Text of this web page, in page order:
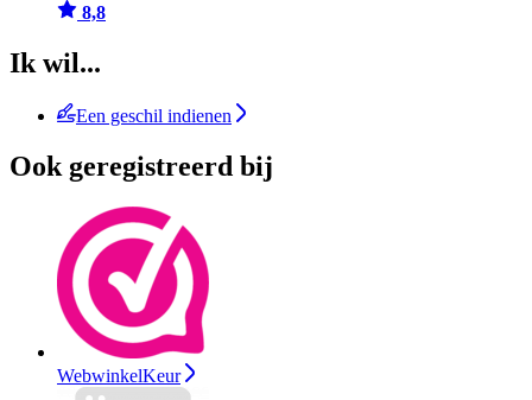
8,8
Ik wil...
Een geschil indienen
Ook geregistreerd bij
WebwinkelKeur